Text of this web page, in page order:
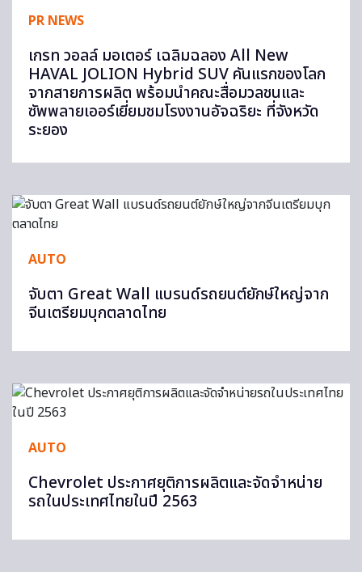
PR NEWS
เกรท วอลล์ มอเตอร์ เฉลิมฉลอง All New
HAVAL JOLION Hybrid SUV คันแรกของโลก
จากสายการผลิต พร้อมนำคณะสื่อมวลชนและ
ซัพพลายเออร์เยี่ยมชมโรงงานอัจฉริยะ ที่จังหวัด
ระยอง
AUTO
จับตา Great Wall แบรนด์รถยนต์ยักษ์ใหญ่จาก
จีนเตรียมบุกตลาดไทย
AUTO
Chevrolet ประกาศยุติการผลิตและจัดจำหน่าย
รถในประเทศไทยในปี 2563